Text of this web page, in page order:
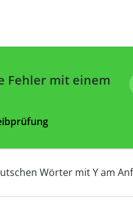
Fehler mit einem
Wörter mit Y am